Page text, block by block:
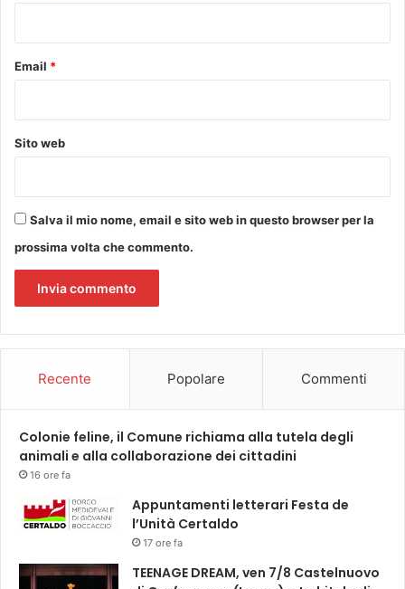
l
n
d
e
d
i
n
Email *
Sito web
Salva il mio nome, email e sito web in questo browser per la
prossima volta che commento.
Recente Popolare Commenti
Colonie feline, il Comune richiama alla tutela degli
animali e alla collaborazione dei cittadini
16 ore fa
Appuntamenti letterari Festa de
l’Unità Certaldo
17 ore fa
TEENAGE DREAM, ven 7/8 Castelnuovo